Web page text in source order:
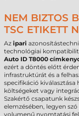
NEM BIZTOS
TSC ETIKETT
Az ipari
technológiai
Auto ID T8000
ezért a döntés előtt
infrastruktúrát és a
specifikáció
költségeket vagy
Szakértő csapatunk
elemzésében, legyen
volumenű nyomtatási